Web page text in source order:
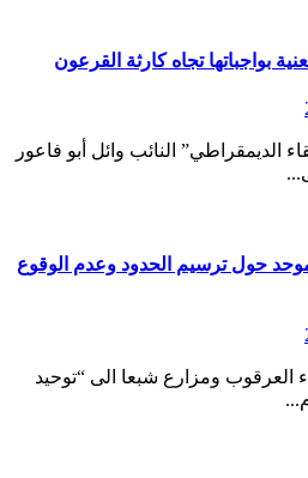
بواجباتها تجاه كارثة القرعون
حول ترسيم الحدود وعدم الوقوع